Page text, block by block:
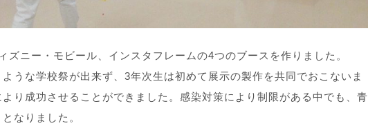
ズニー・モビール、インスタフレームの4つのブースを作りました。
うな学校祭が出来ず、3年次生は初めて展示の製作を共同でおこないま
り成功させることができました。感染対策により制限がある中でも、青
なりました。